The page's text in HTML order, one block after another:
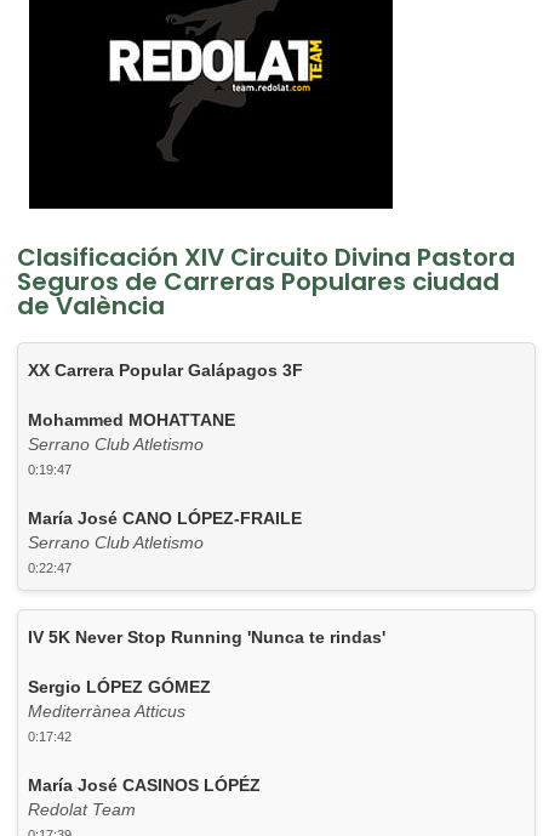
Clasificación XIV Circuito Divina Pastora
Seguros de Carreras Populares ciudad
de València
XX Carrera Popular Galápagos 3F
Mohammed MOHATTANE
Serrano Club Atletismo
0:19:47
María José CANO LÓPEZ-FRAILE
Serrano Club Atletismo
0:22:47
IV 5K Never Stop Running 'Nunca te rindas'
Sergio LÓPEZ GÓMEZ
Mediterrànea Atticus
0:17:42
María José CASINOS LÓPÉZ
Redolat Team